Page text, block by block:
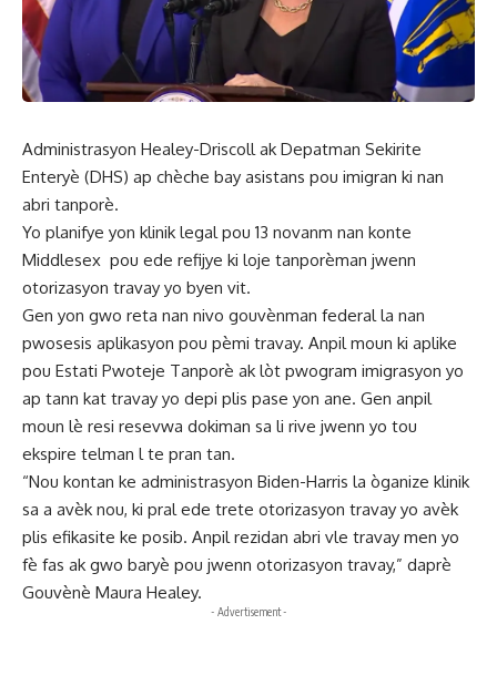
Administrasyon Healey-Driscoll ak Depatman Sekirite
Enteryè (DHS) ap chèche bay asistans pou imigran ki nan
abri tanporè.
Yo planifye yon klinik legal pou 13 novanm nan konte
Middlesex pou ede refijye ki loje tanporèman jwenn
otorizasyon travay yo byen vit.
Gen yon gwo reta nan nivo gouvènman federal la nan
pwosesis aplikasyon pou pèmi travay. Anpil moun ki aplike
pou Estati Pwoteje Tanporè ak lòt pwogram imigrasyon yo
ap tann kat travay yo depi plis pase yon ane. Gen anpil
moun lè resi resevwa dokiman sa li rive jwenn yo tou
ekspire telman l te pran tan.
“Nou kontan ke administrasyon Biden-Harris la òganize klinik
sa a avèk nou, ki pral ede trete otorizasyon travay yo avèk
plis efikasite ke posib. Anpil rezidan abri vle travay men yo
fè fas ak gwo baryè pou jwenn otorizasyon travay,” daprè
Gouvènè Maura Healey.
- Advertisement -